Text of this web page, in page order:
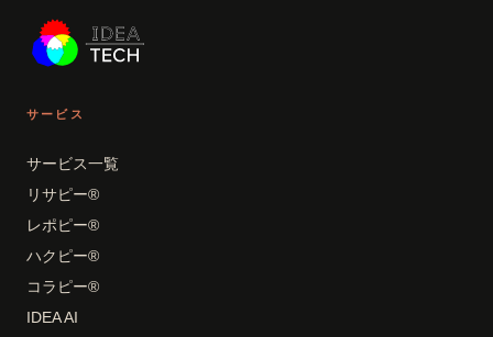
サービス
サービス一覧
リサピー®
レポピー®
ハクピー®
コラピー®
IDEA AI